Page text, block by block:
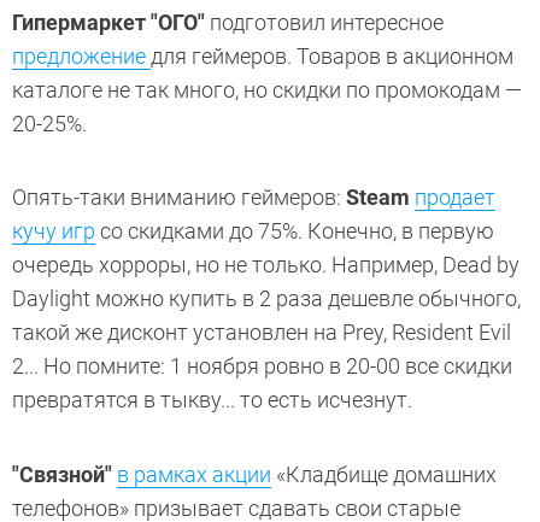
Гипермаркет "ОГО" подготовил интересное
предложение для геймеров. Товаров в акционном
каталоге не так много, но скидки по промокодам —
20-25%.
Опять-таки вниманию геймеров: Steam продает
кучу игр со скидками до 75%. Конечно, в первую
очередь хорроры, но не только. Например, Dead by
Daylight можно купить в 2 раза дешевле обычного,
такой же дисконт установлен на Prey, Resident Evil
2... Но помните: 1 ноября ровно в 20-00 все скидки
превратятся в тыкву... то есть исчезнут.
"Связной" в рамках акции «Кладбище домашних
телефонов» призывает сдавать свои старые